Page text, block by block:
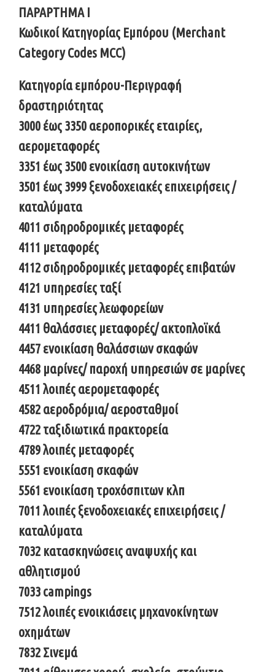
ΠΑΡΑΡΤΗΜΑ I
Κωδικοί Κατηγορίας Εμπόρου (Merchant
Category Codes MCC)
Κατηγορία εμπόρου-Περιγραφή
δραστηριότητας
3000 έως 3350 αεροπορικές εταιρίες,
αερομεταφορές
3351 έως 3500 ενοικίαση αυτοκινήτων
3501 έως 3999 ξενοδοχειακές επιχειρήσεις /
καταλύματα
4011 σιδηροδρομικές μεταφορές
4111 μεταφορές
4112 σιδηροδρομικές μεταφορές επιβατών
4121 υπηρεσίες ταξί
4131 υπηρεσίες λεωφορείων
4411 θαλάσσιες μεταφορές/ ακτοπλοϊκά
4457 ενοικίαση θαλάσσιων σκαφών
4468 μαρίνες/ παροχή υπηρεσιών σε μαρίνες
4511 λοιπές αερομεταφορές
4582 αεροδρόμια/ αεροσταθμοί
4722 ταξιδιωτικά πρακτορεία
4789 λοιπές μεταφορές
5551 ενοικίαση σκαφών
5561 ενοικίαση τροχόσπιτων κλπ
7011 λοιπές ξενοδοχειακές επιχειρήσεις /
καταλύματα
7032 κατασκηνώσεις αναψυχής και
αθλητισμού
7033 campings
7512 λοιπές ενοικιάσεις μηχανοκίνητων
οχημάτων
7832 Σινεμά